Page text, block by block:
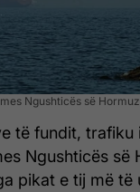
Ngushticës së
të fundit, trafiku
Ngushticës së
pikat e tij më të